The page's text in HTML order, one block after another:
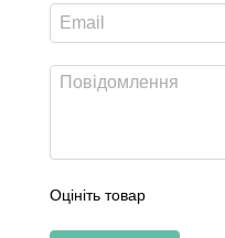
Оцініть товар